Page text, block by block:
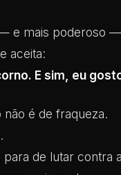
e mais poderoso
aceita:
E sim, eu
não é de fraqueza.
para de lutar contra